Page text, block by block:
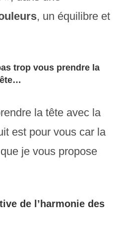
, un équilibre et
trop vous prendre la
la tête avec la
est pour vous car la
je vous propose
de l’harmonie des